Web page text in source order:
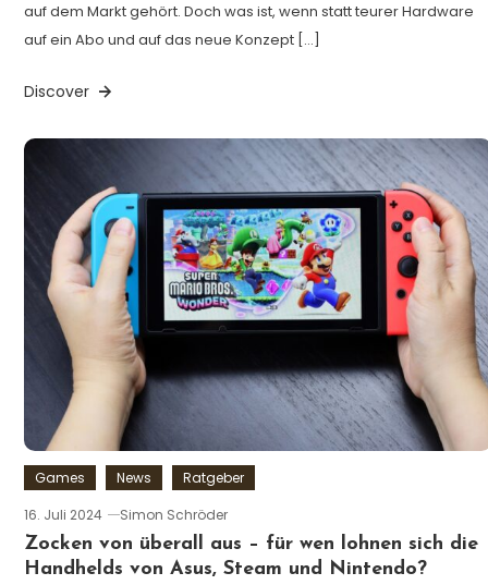
auf dem Markt gehört. Doch was ist, wenn statt teurer Hardware
auf ein Abo und auf das neue Konzept […]
Discover
Games News
Ratgeber
16. Juli 2024
Simon Schröder
Zocken von überall aus – für wen lohnen sich die
Handhelds von Asus, Steam und Nintendo?